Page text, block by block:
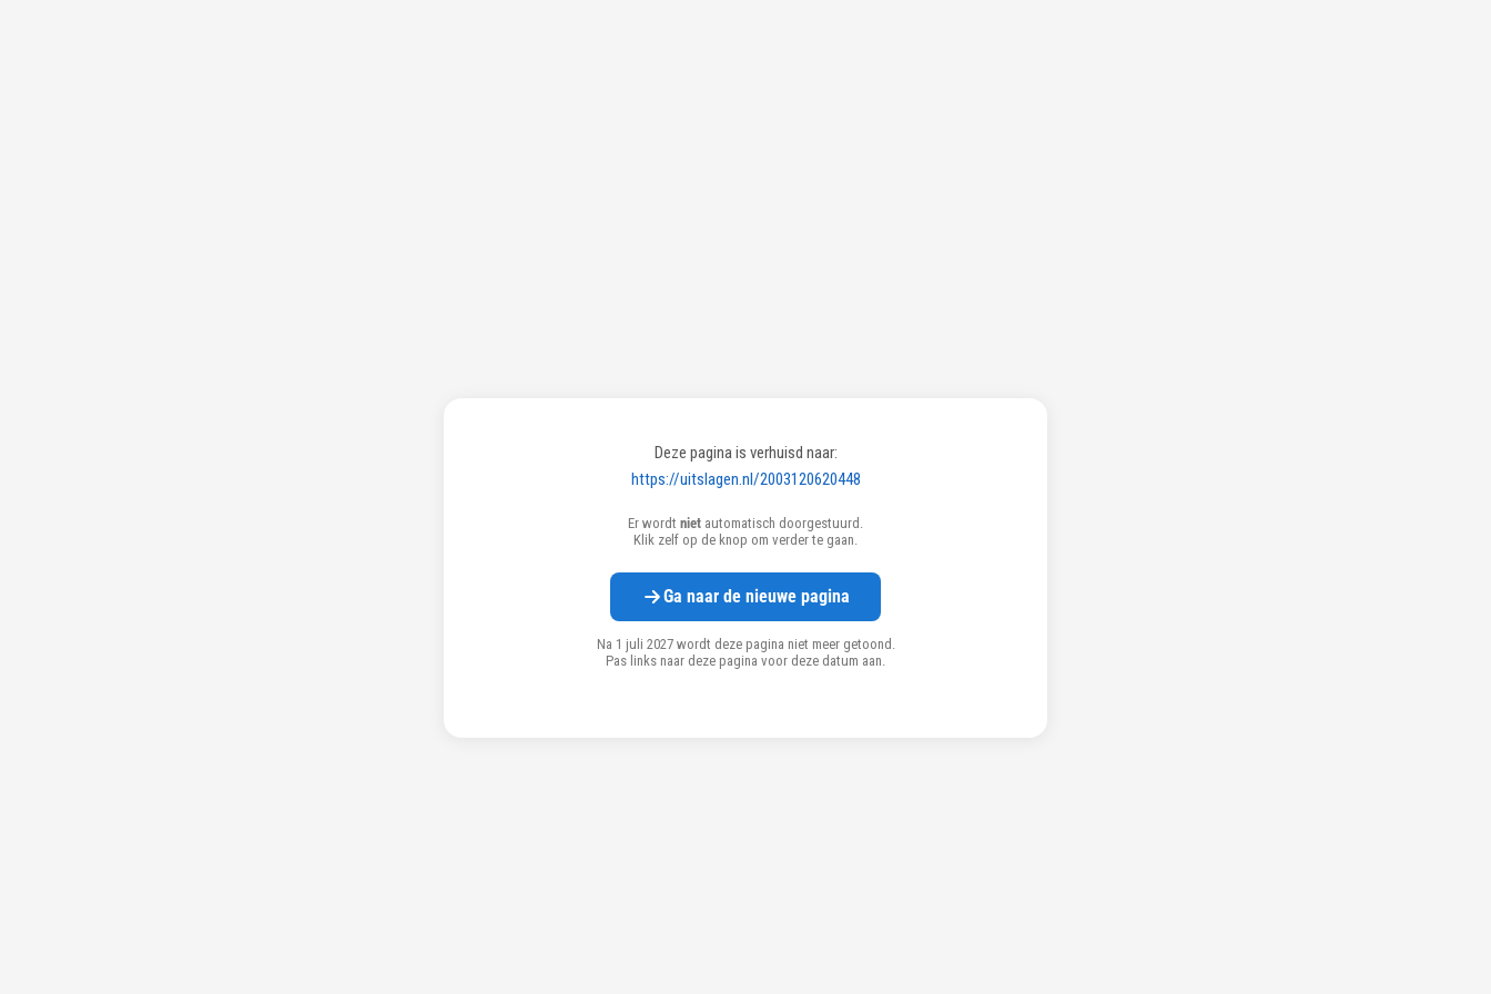
Deze pagina is verhuisd naar:
https://uitslagen.nl/2003120620448
Er wordt niet automatisch doorgestuurd.
Klik zelf op de knop om verder te gaan.
Ga naar de nieuwe pagina
Na 1 juli 2027 wordt deze pagina niet meer getoond.
Pas links naar deze pagina voor deze datum aan.